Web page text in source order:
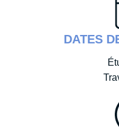
DATES